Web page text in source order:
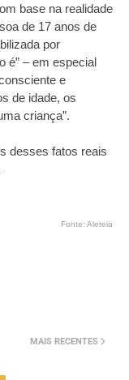
base na realidade
de 17 anos de
por
é” – em especial
e
de idade, os
criança”.
desses fatos reais
Fonte: Aleteia
MAIS RECENTES